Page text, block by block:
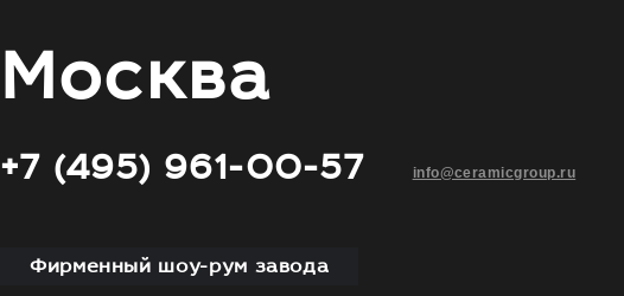
Москва
+7 (495) 961-00-57 info@ceramicgroup.ru
Фирменный шоу-рум завода